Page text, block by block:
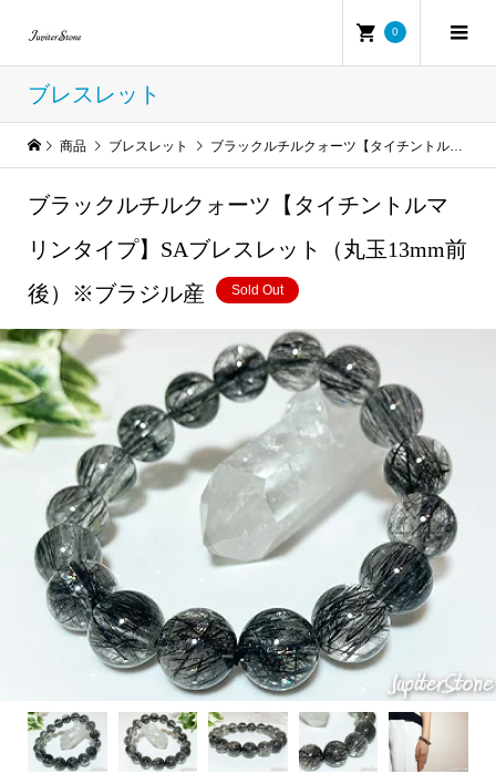
0
ブレスレット
商品 ブレスレット ブラックルチルクォーツ【タイチントルマリンタイプ】SAブレスレット（丸玉13mm前後）※ブラジル産
ブラックルチルクォーツ【タイチントルマ
リンタイプ】SAブレスレット（丸玉13mm前
後）※ブラジル産
Sold Out